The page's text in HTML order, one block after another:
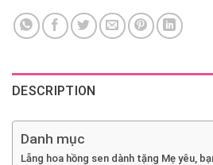
DESCRIPTION
Danh mục
Lẵng hoa hồng sen dành tặng Mẹ yêu,